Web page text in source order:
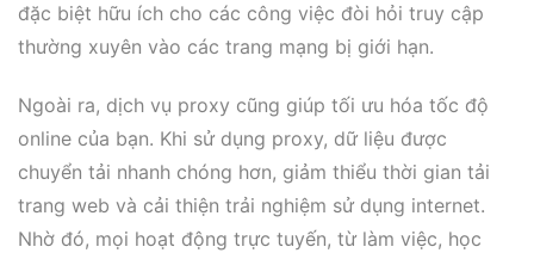
đặc biệt hữu ích cho các công việc đòi hỏi truy cập
thường xuyên vào các trang mạng bị giới hạn.
Ngoài ra, dịch vụ proxy cũng giúp tối ưu hóa tốc độ
online của bạn. Khi sử dụng proxy, dữ liệu được
chuyển tải nhanh chóng hơn, giảm thiểu thời gian tải
trang web và cải thiện trải nghiệm sử dụng internet.
Nhờ đó, mọi hoạt động trực tuyến, từ làm việc, học